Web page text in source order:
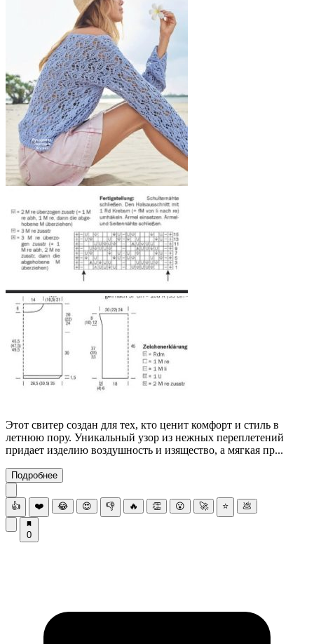
Этот свитер создан для тех, кто ценит комфорт и стиль в
летнюю пору. Уникальный узор из нежных переплетений
придает изделию воздушность и изящество, а мягкая пр...
Подробнее
👍 ❤️ 😂 😍 👎 🔥 👏 😮 🚀 ⭐ 💩
0